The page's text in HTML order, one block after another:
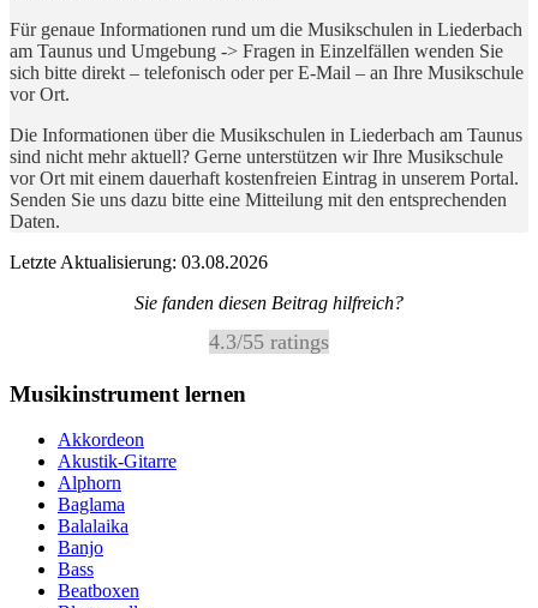
Für genaue Informationen rund um die Musikschulen in Liederbach
am Taunus und Umgebung -> Fragen in Einzelfällen wenden Sie
sich bitte direkt – telefonisch oder per E-Mail – an Ihre Musikschule
vor Ort.
Die Informationen über die Musikschulen in Liederbach am Taunus
sind nicht mehr aktuell? Gerne unterstützen wir Ihre Musikschule
vor Ort mit einem dauerhaft kostenfreien Eintrag in unserem Portal.
Senden Sie uns dazu bitte eine Mitteilung mit den entsprechenden
Daten.
Letzte Aktualisierung: 03.08.2026
Sie fanden diesen Beitrag hilfreich?
4.3/55 ratings
Musikinstrument lernen
Akkordeon
Akustik-Gitarre
Alphorn
Baglama
Balalaika
Banjo
Bass
Beatboxen